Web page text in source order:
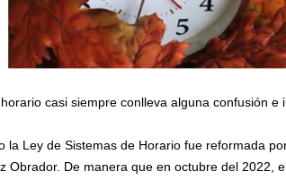
casi siempre conlleva alguna confusión e
la Ley de Sistemas de Horario fue reformada
Obrador. De manera que en octubre del 2022,